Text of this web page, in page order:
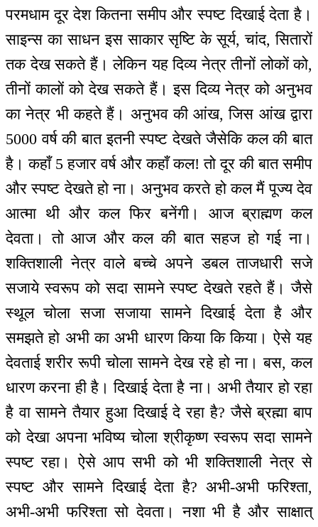
परमधाम दूर देश कितना समीप और स्पष्ट दिखाई देता है।
साइन्स का साधन इस साकार सृष्टि के सूर्य, चांद, सितारों
तक देख सकते हैं। लेकिन यह दिव्य नेत्र तीनों लोकों को,
तीनों कालों को देख सकते हैं। इस दिव्य नेत्र को अनुभव
का नेत्र भी कहते हैं। अनुभव की आंख, जिस आंख द्वारा
5000 वर्ष की बात इतनी स्पष्ट देखते जैसेकि कल की बात
है। कहाँ 5 हजार वर्ष और कहाँ कल! तो दूर की बात समीप
और स्पष्ट देखते हो ना। अनुभव करते हो कल मैं पूज्य देव
आत्मा थी और कल फिर बनेंगी। आज ब्राह्मण कल
देवता। तो आज और कल की बात सहज हो गई ना।
शक्तिशाली नेत्र वाले बच्चे अपने डबल ताजधारी सजे
सजाये स्वरूप को सदा सामने स्पष्ट देखते रहते हैं। जैसे
स्थूल चोला सजा सजाया सामने दिखाई देता है और
समझते हो अभी का अभी धारण किया कि किया। ऐसे यह
देवताई शरीर रूपी चोला सामने देख रहे हो ना। बस, कल
धारण करना ही है। दिखाई देता है ना। अभी तैयार हो रहा
है वा सामने तैयार हुआ दिखाई दे रहा है? जैसे ब्रह्मा बाप
को देखा अपना भविष्य चोला श्रीकृष्ण स्वरूप सदा सामने
स्पष्ट रहा। ऐसे आप सभी को भी शक्तिशाली नेत्र से
स्पष्ट और सामने दिखाई देता है? अभी-अभी फरिश्ता,
अभी-अभी फरिश्ता सो देवता। नशा भी है और साक्षात्